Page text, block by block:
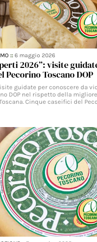
::6 maggio 2026
2026”: visite
Pecorino Toscano DOP
guidate per conoscere da
DOP nel rispetto della
Cinque caseifici del